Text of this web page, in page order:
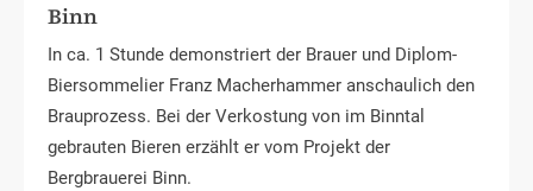
Binn
In ca. 1 Stunde demonstriert der Brauer und Diplom-
Biersommelier Franz Macherhammer anschaulich den
Brauprozess. Bei der Verkostung von im Binntal
gebrauten Bieren erzählt er vom Projekt der
Bergbrauerei Binn.